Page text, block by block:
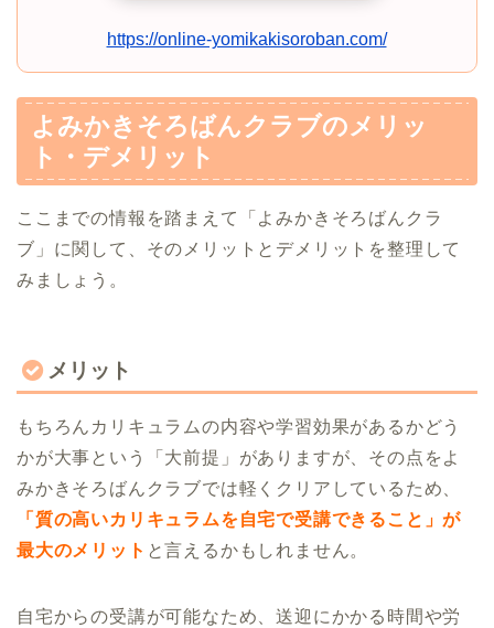
https://online-yomikakisoroban.com/
よみかきそろばんクラブのメリッ
ト・デメリット
ここまでの情報を踏まえて「よみかきそろばんクラ
ブ」に関して、そのメリットとデメリットを整理して
みましょう。
メリット
もちろんカリキュラムの内容や学習効果があるかどう
かが大事という「大前提」がありますが、その点をよ
みかきそろばんクラブでは軽くクリアしているため、
「質の高いカリキュラムを自宅で受講できること」が
最大のメリット と言えるかもしれません。
自宅からの受講が可能なため、送迎にかかる時間や労